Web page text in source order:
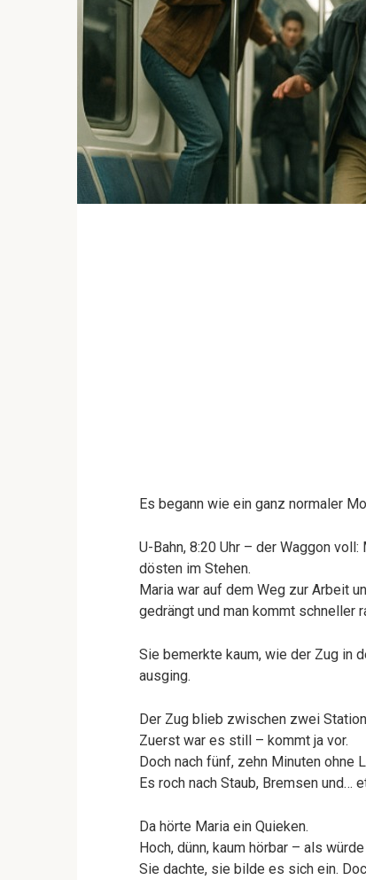
Es begann wie ein ganz normaler
U-Bahn, 8:20 Uhr – der Waggon
dösten im Stehen.
Maria war auf dem Weg zur Arbeit
gedrängt und man kommt schneller
Sie bemerkte kaum, wie der Zug in
ausging.
Der Zug blieb zwischen zwei
Zuerst war es still – kommt ja vor.
Doch nach fünf, zehn Minuten ohne
Es roch nach Staub, Bremsen und…
Da hörte Maria ein Quieken.
Hoch, dünn, kaum hörbar – als
Sie dachte, sie bilde es sich ein.